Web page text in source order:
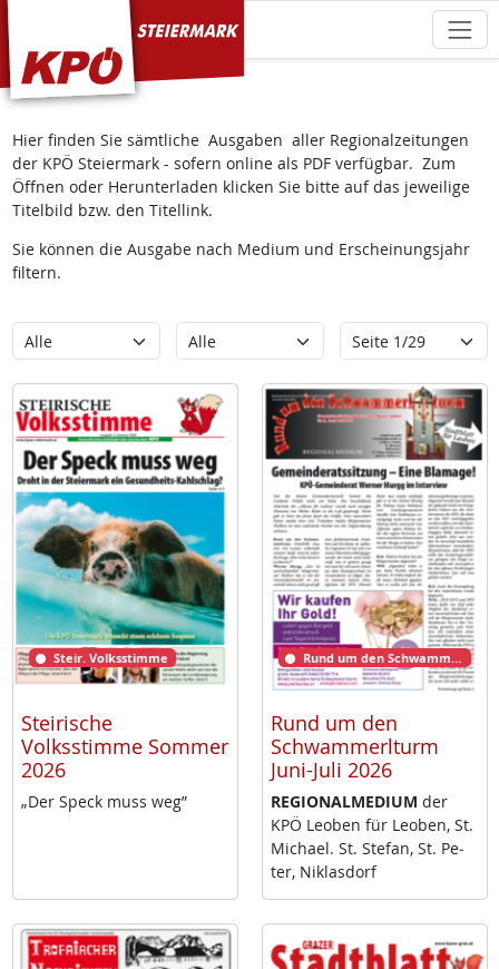
KPÖ Steiermark
Hier finden Sie sämtliche Ausgaben aller Regionalzeitungen
der KPÖ Steiermark - sofern online als PDF verfügbar. Zum
Öffnen oder Herunterladen klicken Sie bitte auf das jeweilige
Titelbild bzw. den Titellink.
Sie können die Ausgabe nach Medium und Erscheinungsjahr
filtern.
Kategorie Erscheinungsjahr Seite
Steir. Volksstimme
Steirische
Volksstimme Sommer
2026
„Der Speck muss weg”
Rund um den Schwammerlturm
Rund um den
Schwammerlturm
Juni-Juli 2026
RE­GIO­NAL­ME­DI­UM der
KPÖ Leo­ben für Leo­ben, St.
Mi­cha­el. St. Ste­fan, St. Pe­
ter, Niklas­dorf